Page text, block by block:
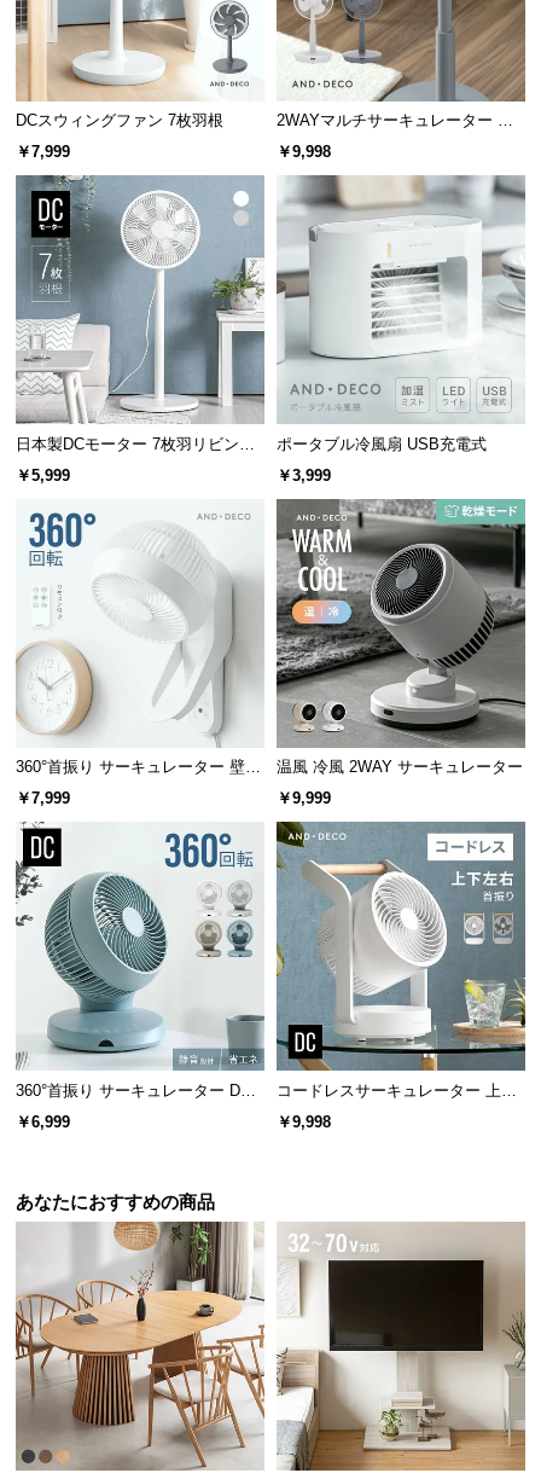
お
ら
せ
企
業
情
報
DCスウィングファン 7枚羽根
￥7,999
2WAYマルチサーキュレーター 前
後ダブル送風
￥9,998
日本製DCモーター 7枚羽リビング
ファン 12段階風量 高さ調節可能
￥5,999
ポータブル冷風扇 USB充電式
￥3,999
360°首振り サーキュレーター 壁掛
け式タイプ
￥7,999
温風 冷風 2WAY サーキュレーター
￥9,999
360°首振り サーキュレーター DC
モーター マイナスイオン搭載 プレ
￥6,999
コードレスサーキュレーター 上下
左右首振り 持ち手付き
￥9,998
あなたにおすすめの商品